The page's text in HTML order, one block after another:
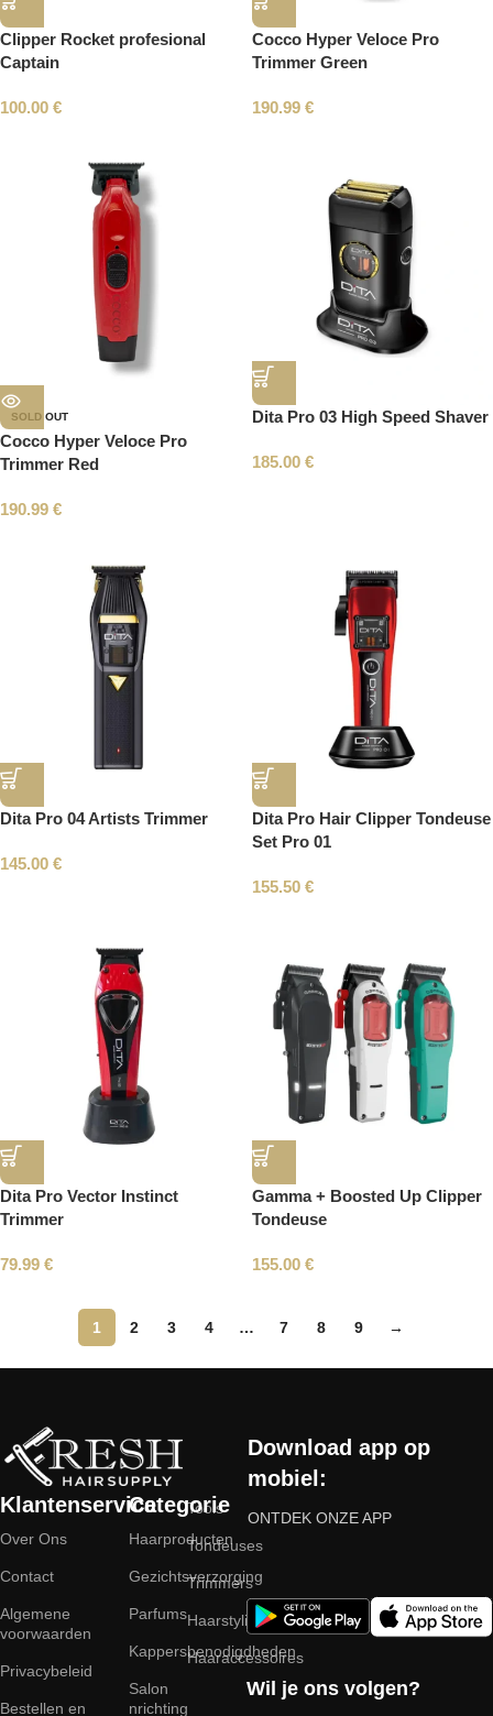
Clipper Rocket profesional
Captain
100.00 €
Cocco Hyper Veloce Pro
Trimmer Green
190.99 €
SOLD OUT
Cocco Hyper Veloce Pro
Trimmer Red
190.99 €
Dita Pro 03 High Speed Shaver
185.00 €
Dita Pro 04 Artists Trimmer
145.00 €
Dita Pro Hair Clipper Tondeuse
Set Pro 01
155.50 €
Dita Pro Vector Instinct
Trimmer
79.99 €
Gamma + Boosted Up Clipper
Tondeuse
155.00 €
1 2 3 4 … 7 8 9 →
Klantenservice
Over Ons
Contact
Algemene
voorwaarden
Privacybeleid
Bestellen en
Categorie
Haarproducten
Gezichtsverzorging
Parfums
Kappersbenodigdheden
Salon
nrichting
Tools
Tondeuses
Trimmers
Haarstyling
Haaraccessoires
Download app op
mobiel:
ONTDEK ONZE APP
Wil je ons volgen?